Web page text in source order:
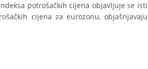
potrošačkih cijena objavljuje se isti
cijena za eurozonu, objašnjavaju